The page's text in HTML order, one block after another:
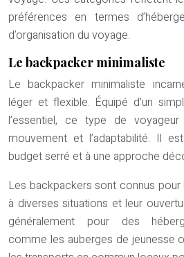
préférences en termes
d’organisation du voyage.
Le backpacker minimaliste
Le backpacker minimaliste
léger et flexible. Équipé d’un
l’essentiel, ce type de
mouvement et l’adaptabilité. Il
budget serré et à une approche
Les backpackers sont connus pour
à diverses situations et leur
généralement pour des
comme les auberges de jeunesse